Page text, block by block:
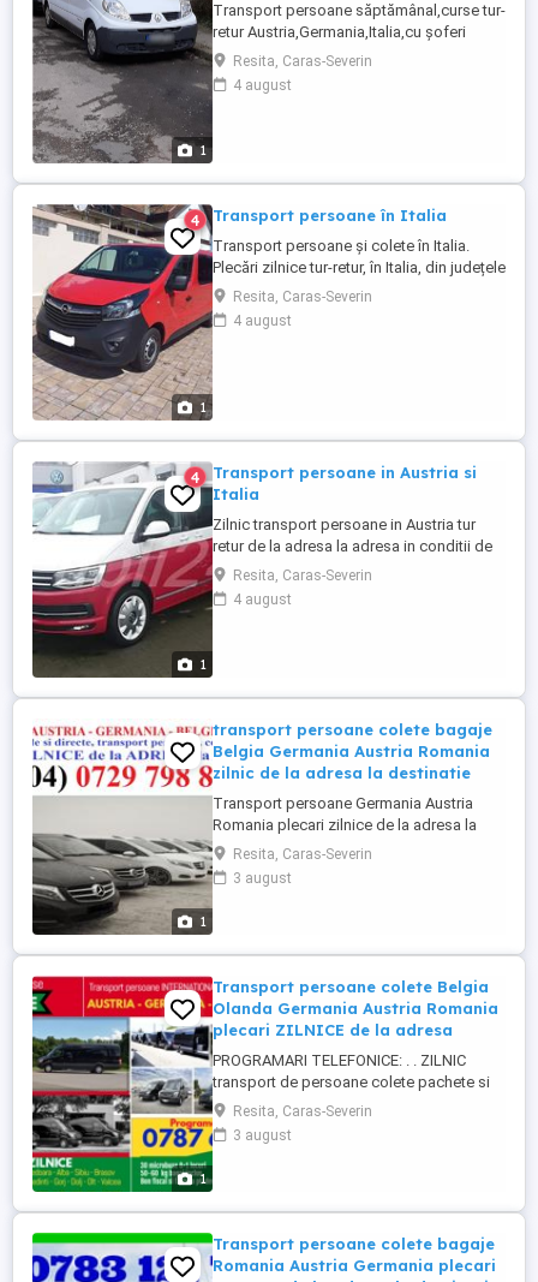
1
Transport persoane săptămânal,curse tur-
retur Austria,Germania,Italia,cu șoferi
profesioniști de la adresă la
adresă.Plecările se fac din
jud:AR,TM,CS,MH,DJ,OT. Nu transport
Resita, Caras-Severin
4 august
1
4 Transport persoane în Italia
Transport persoane și colete în Italia.
Plecări zilnice tur-retur, în Italia, din județele
CS,TM,AR,MH. Info la tel.: sau
Resita, Caras-Severin
4 august
1
4
Transport persoane in Austria si
Italia
Zilnic transport persoane in Austria tur
retur de la adresa la adresa in conditii de
confort si siguranta cu soferi
experimentati. Relatii la tel : .
Resita, Caras-Severin
4 august
1
transport persoane colete bagaje
Belgia Germania Austria Romania
zilnic de la adresa la destinatie
Transport persoane Germania Austria
Romania plecari zilnice de la adresa la
adresa si la destinatie ! - transport
persoane - transport colete - transport
pachete - transport bagaje - plata se
siguranta si confortul tau! Suna ...
Resita, Caras-Severin
3 august
1
Transport persoane colete Belgia
Olanda Germania Austria Romania
plecari ZILNICE de la adresa
PROGRAMARI TELEFONICE: . . ZILNIC
transport de persoane colete pachete si
bagaje cu microbuze TUR-RETUR de la
ADRESA la ADRESA !!! ROMANIA UNGARIA
AUSTRIA GERMANIA BELGIA OLANDA . .
Arges, Bihor, Brasov, Bucuresti, ...
Resita, Caras-Severin
3 august
Transport persoane colete bagaje
Romania Austria Germania plecari